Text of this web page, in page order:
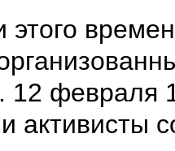
этого
12 февраля
активисты